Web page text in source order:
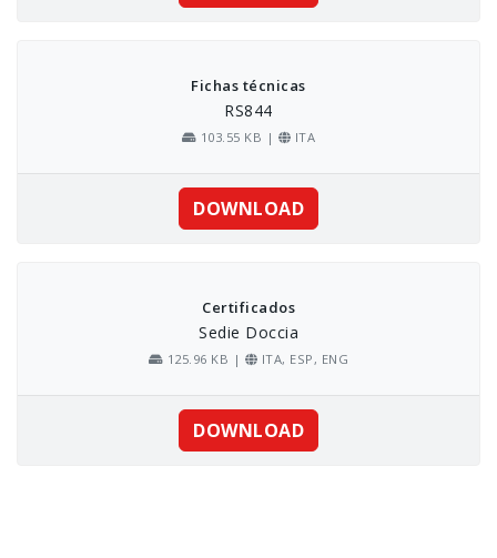
Fichas técnicas
RS844
103.55 KB | ITA
DOWNLOAD
Certificados
Sedie Doccia
125.96 KB | ITA, ESP, ENG
DOWNLOAD